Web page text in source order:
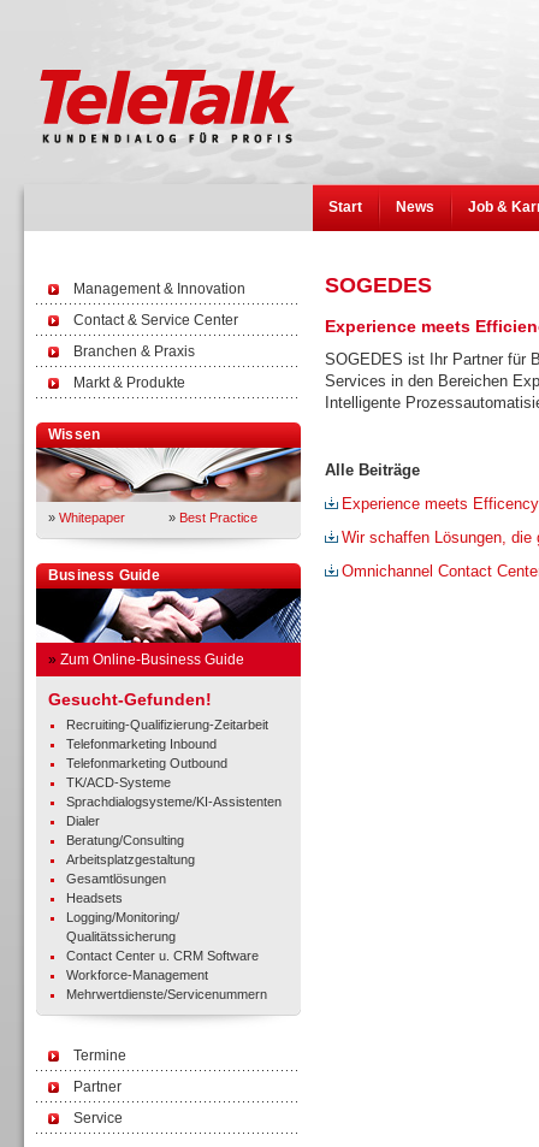
Start News Job &
Management & Innovation
Contact & Service Center
Branchen & Praxis
Markt & Produkte
Wissen
» Whitepaper » Best Practice
Business Guide
» Zum Online-Business Guide
Gesucht-Gefunden!
Recruiting-Qualifizierung-Zeitarbeit
Telefonmarketing Inbound
Telefonmarketing Outbound
TK/ACD-Systeme
Sprachdialogsysteme/KI-Assistenten
Dialer
Beratung/Consulting
Arbeitsplatzgestaltung
Gesamtlösungen
Headsets
Logging/Monitoring/
Qualitätssicherung
Contact Center u. CRM Software
Workforce-Management
Mehrwertdienste/Servicenummern
Termine
Partner
Service
SOGEDES
Experience meets
SOGEDES ist Ihr Partner für
Services in den Bereichen
Intelligente
Alle Beiträge
Experience meets Efficency
Wir schaffen Lösungen, die
Omnichannel Contact